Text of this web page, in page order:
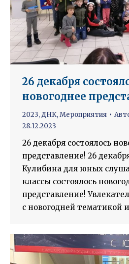
26 декабря
новогоднее
2023,ДНК,Мероприятия
28.12.2023
26 декабря состоялось
представление! 26
Кулибина для юных
классы состоялось
представление!
с новогодней тематикой